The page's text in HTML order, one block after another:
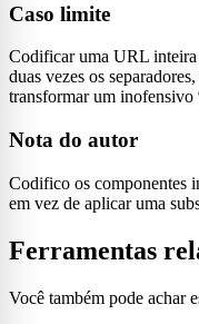
Caso limite
Codificar uma URL
duas vezes os
transformar um inofensivo
Nota do autor
Codifico os componentes
em vez de aplicar uma
Ferramentas
Você também pode achar